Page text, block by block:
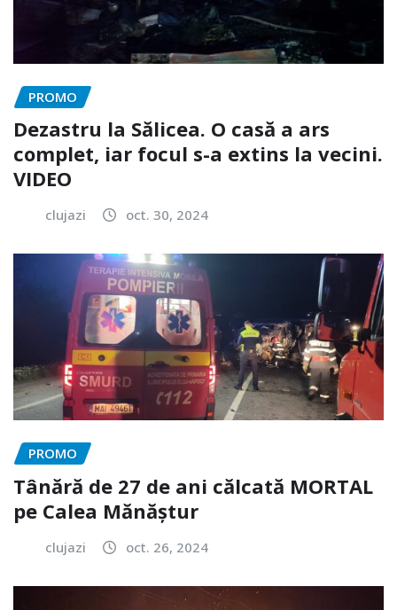
PROMO
Dezastru la Sălicea. O casă a ars
complet, iar focul s-a extins la vecini.
VIDEO
clujazi oct. 30, 2024
PROMO
Tânără de 27 de ani călcată MORTAL
pe Calea Mănăștur
clujazi oct. 26, 2024